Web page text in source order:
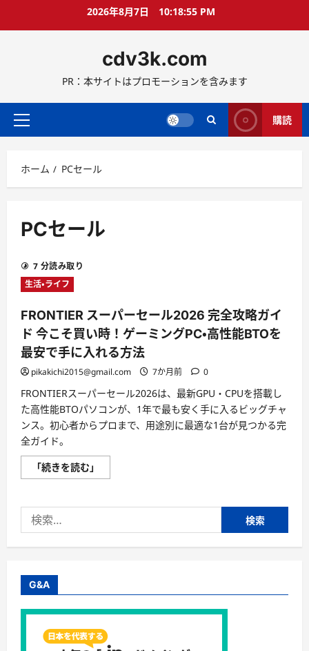
ス
ッ
2026年8月7日 10:18:55 PM
cdv3k.com
PR：本サイトはプロモーションを含みます
メ
メ
ニ
ー
購読
ホーム PCセール
PCセール
7 分読み取り
生活・ライフ
FRONTIER スーパーセール2026 完全攻略ガイ
ド 今こそ買い時！ゲーミングPC・高性能BTOを
最安で手に入れる方法
pikakichi2015@gmail.com 7か月前 0
FRONTIERスーパーセール2026は、最新GPU・CPUを搭載し
た高性能BTOパソコンが、1年で最も安く手に入るビッグチャ
ンス。初心者からプロまで、用途別に最適な1台が見つかる完
全ガイド。
「続きを読む」
ス
ー
ル
2026
ガ
ド
こ
そ
索:
G&A